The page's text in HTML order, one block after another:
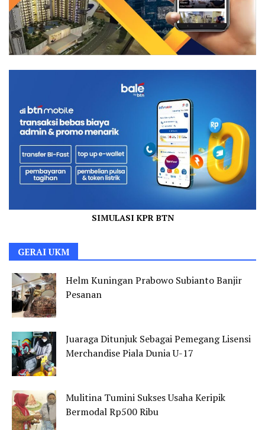
SIMULASI KPR BTN
GERAI UKM
Helm Kuningan Prabowo Subianto Banjir
Pesanan
Juaraga Ditunjuk Sebagai Pemegang Lisensi
Merchandise Piala Dunia U-17
Mulitina Tumini Sukses Usaha Keripik
Bermodal Rp500 Ribu